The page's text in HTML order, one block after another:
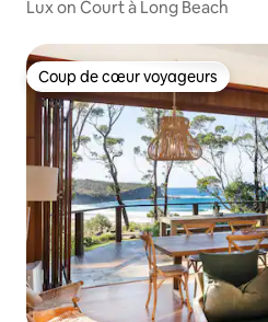
Lux on Court à Long Beach
Coup de cœur voyageurs
Coup de cœur voyageurs